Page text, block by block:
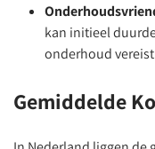
kan initieel
onderhoud
Gemiddelde